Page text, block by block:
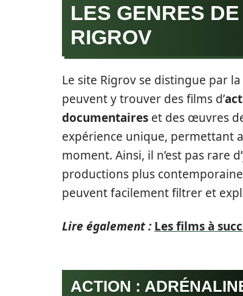
LES GENRES
RIGROV
Le site Rigrov se distingue par
peuvent y trouver des films d’
documentaires et des œuvres
expérience unique, permettant
moment. Ainsi, il n’est pas rare
productions plus
peuvent facilement filtrer et
Lire également : Les films à
ACTION :